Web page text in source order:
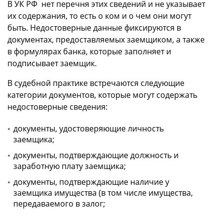
В УК РФ нет перечня этих сведений и не указывает
их содержания, то есть о ком и о чем они могут
быть. Недостоверные данные фиксируются в
документах, предоставляемых заемщиком, а также
в формулярах банка, которые заполняет и
подписывает заемщик.
В судебной практике встречаются следующие
категории документов, которые могут содержать
недостоверные сведения:
документы, удостоверяющие личность
заемщика;
документы, подтверждающие должность и
заработную плату заемщика;
документы, подтверждающие наличие у
заемщика имущества (в том числе имущества,
передаваемого в залог;